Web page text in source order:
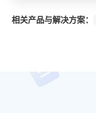
相关产品与解决方案：